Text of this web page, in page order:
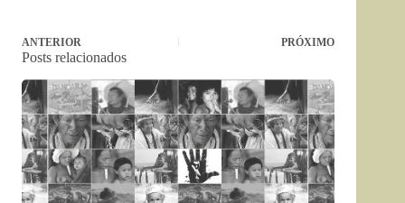
ANTERIOR PRÓXIMO
Posts relacionados